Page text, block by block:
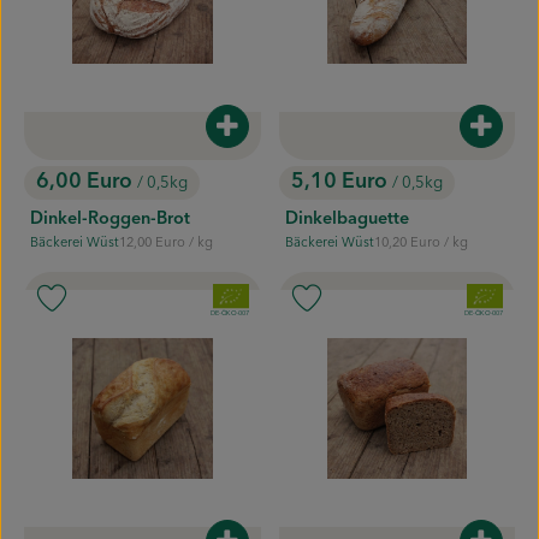
6,00 Euro / 0,5kg
Dinkel-Roggen-Brot
Bäckerei Wüst, Referenzpreis:
12,00 Euro / kg
Produkt zum Warenkorb hinzufügen
5,10 Euro / 0,5kg
Dinkelbaguette
Bäckerei Wüst, Referenzpreis:
10,20 Euro / kg
, Verband:
, Kontrollstelle:
DE-ÖKO-007
Produkt zu Favouriten hinzufügen
, Verband:
, Kontrollstelle:
DE-ÖKO-007
Produkt zu Favouriten hinzufügen